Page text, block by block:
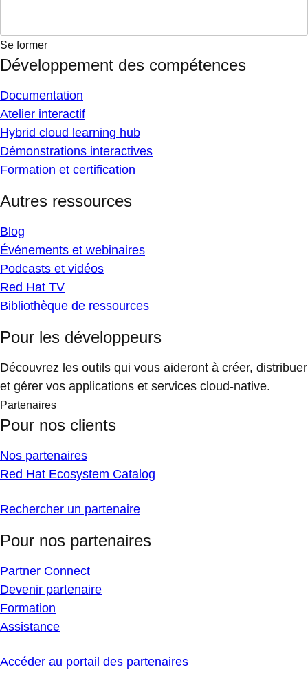
Se former
Développement des compétences
Documentation
Atelier interactif
Hybrid cloud learning hub
Démonstrations interactives
Formation et certification
Autres ressources
Blog
Événements et webinaires
Podcasts et vidéos
Red Hat TV
Bibliothèque de ressources
Pour les développeurs
Découvrez les outils qui vous aideront à créer, distribuer
et gérer vos applications et services cloud-native.
Partenaires
Pour nos clients
Nos partenaires
Red Hat Ecosystem Catalog
Rechercher un partenaire
Pour nos partenaires
Partner Connect
Devenir partenaire
Formation
Assistance
Accéder au portail des partenaires